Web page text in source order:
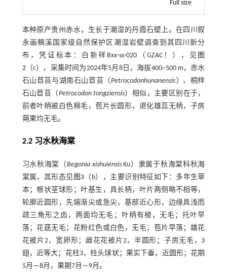
Full size
本种原产贵州赤水，生长于潮湿的丹霞石壁上。在四川叙
永画稿溪国家级自然保护区潮湿岩壁调查到其四川新分
布，凭证标本：白新祥Bxx-ss-020（GZAC！），见 图
2（c），采集时间为2024年5月8日，海拔400~500 m，赤水
石山苣苔与湖南石山苣苔（ Petrocodonhunanensis）、桐梓
石山苣苔（ Petrocodon tongziensis）相似，主要区别在于，
前者叶柄被白色棉毛，苞片长圆形，退化雄蕊无柄，子房
蒴果均无毛。
2.2 习水秋海棠
习水秋海棠（ Begonia xishuiensisKu）隶属于秋海棠科秋海
棠属，其形态见 图3 （b），主要识别特征如下：多年生草
本；根状茎球形；叶基生，具长柄，叶片两侧略不相等，
轮廓近圆形，先端渐尖或急尖，基部近心形，边缘具浅而
疏三角形之齿，两面均无毛；叶柄有棱，无毛；托叶早
落；花莛无毛；花粉红色或白色，无毛；苞片早落；雄花
花被片2，宽卵形；雌花花被片2，半圆形；子房无毛，3
翅，近等大；花柱3，柱头球状；果实下垂，近圆形；花期
5月—8月，果期7月—9月。